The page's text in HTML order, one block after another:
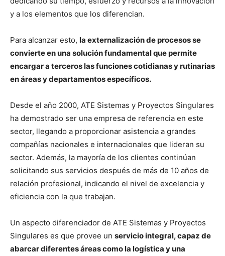
y a los elementos que los diferencian.
Para alcanzar esto, la externalización de procesos se
convierte en una solución fundamental que permite
encargar a terceros las funciones cotidianas y rutinarias
en áreas y departamentos específicos.
Desde el año 2000, ATE Sistemas y Proyectos Singulares
ha demostrado ser una empresa de referencia en este
sector, llegando a proporcionar asistencia a grandes
compañías nacionales e internacionales que lideran su
sector. Además, la mayoría de los clientes continúan
solicitando sus servicios después de más de 10 años de
relación profesional, indicando el nivel de excelencia y
eficiencia con la que trabajan.
Un aspecto diferenciador de ATE Sistemas y Proyectos
Singulares es que provee un servicio integral, capaz de
abarcar diferentes áreas como la logística y una